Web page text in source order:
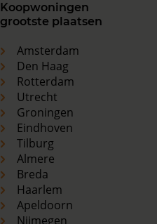
Koopwoningen
grootste plaatsen
Amsterdam
Den Haag
Rotterdam
Utrecht
Groningen
Eindhoven
Tilburg
Almere
Breda
Haarlem
Apeldoorn
Nijmegen